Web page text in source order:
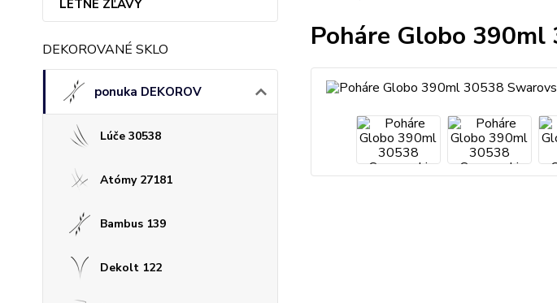
LETNÉ ZĽAVY
DEKOROVANÉ SKLO
ponuka DEKOROV
Lúče 30538
Atómy 27181
Bambus 139
Dekolt 122
Poháre Globo